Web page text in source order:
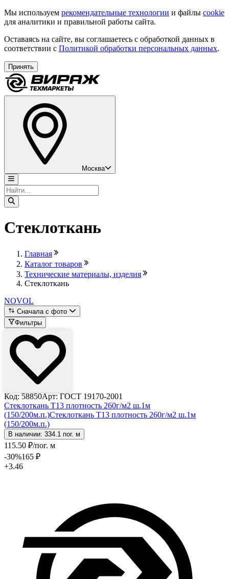
Мы используем рекомендательные технологии и файлы cookie
для аналитики и правильной работы сайта.
Оставаясь на сайте, вы соглашаетесь с обработкой данных в
соответствии с Политикой обработки персональных данных.
Принять
Москва
Стеклоткань
Главная
Каталог товаров
Технические материалы, изделия
Стеклоткань
NOVOL
Сначала с фото
Фильтры
Код: 58850Арт: ГОСТ 19170-2001
Стеклоткань Т13 плотность 260г/м2 ш.1м
(150/200м.п.)Стеклоткань Т13 плотность 260г/м2 ш.1м
(150/200м.п.)
В наличии: 334.1 пог. м
115.50 ₽/пог. м
-30%165 ₽
+3.46